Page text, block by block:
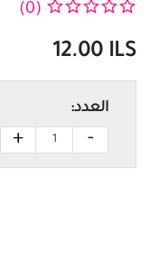
(0)
12.00 ILS
العدد:
-
+